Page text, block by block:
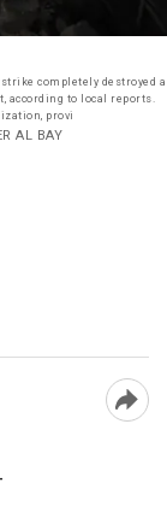
completely destroyed a
according to local reports.
provi
AL BAY